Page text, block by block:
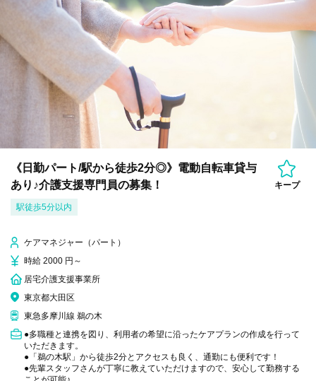
《日勤パート/駅から徒歩2分◎》電動自転車貸与
あり♪介護支援専門員の募集！
キープ
駅徒歩5分以内
ケアマネジャー（パート）
時給 2000 円～
居宅介護支援事業所
東京都大田区
東急多摩川線 鵜の木
●多職種と連携を図り、利用者の希望に沿ったケアプランの作成を行って
いただきます。
●「鵜の木駅」から徒歩2分とアクセスも良く、通勤にも便利です！
●先輩スタッフさんが丁寧に教えていただけますので、安心して勤務する